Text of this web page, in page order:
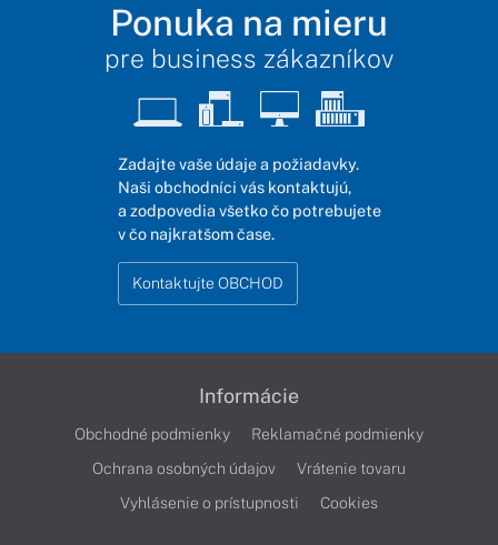
Ponuka na mieru
pre business zákazníkov
Zadajte vaše údaje a požiadavky.
Naši obchodníci vás kontaktujú,
a zodpovedia všetko čo potrebujete
v čo najkratšom čase.
Kontaktujte OBCHOD
Informácie
Obchodné podmienky
Reklamačné podmienky
Ochrana osobných údajov
Vrátenie tovaru
Vyhlásenie o prístupnosti
Cookies